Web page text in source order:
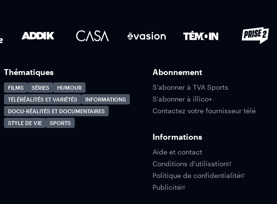
Thématiques
FILMS SÉRIES
HUMOUR
TÉLÉRÉALITÉS ET VARIÉTÉS
INFORMATIONS
DOCU-RÉALITÉS ET DOCUMENTAIRES
STYLE DE VIE
SPORTS
Abonnement
S'abonner à TVA Sports
S'abonner à illico+
Contactez votre fournisseur télé
Informations
Aide et contact
Conditions d'utilisation
Politique de confidentialité
Publicité